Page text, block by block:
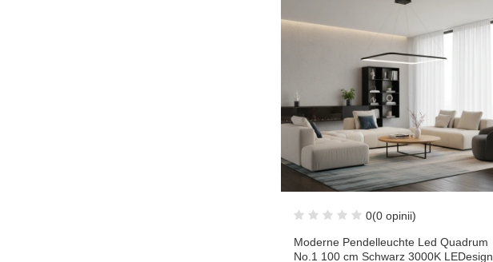
0(0 opinii)
Moderne Pendelleuchte Led Quadrum
No.1 100 cm Schwarz 3000K LEDesign